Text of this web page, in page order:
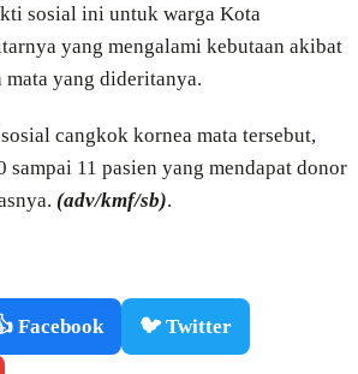
sosial ini untuk warga Kota
yang mengalami kebutaan akibat
yang dideritanya.
cangkok kornea mata tersebut,
sampai 11 pasien yang mendapat donor
(adv/kmf/sb).
Facebook 🐦 Twitter